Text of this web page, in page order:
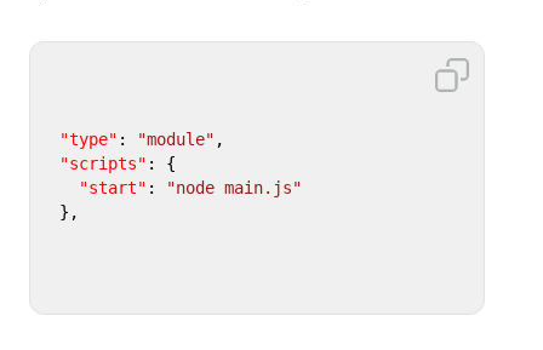
"type" : "module" ,
"scripts" :
{
"start" :
"node main.js"
} ,